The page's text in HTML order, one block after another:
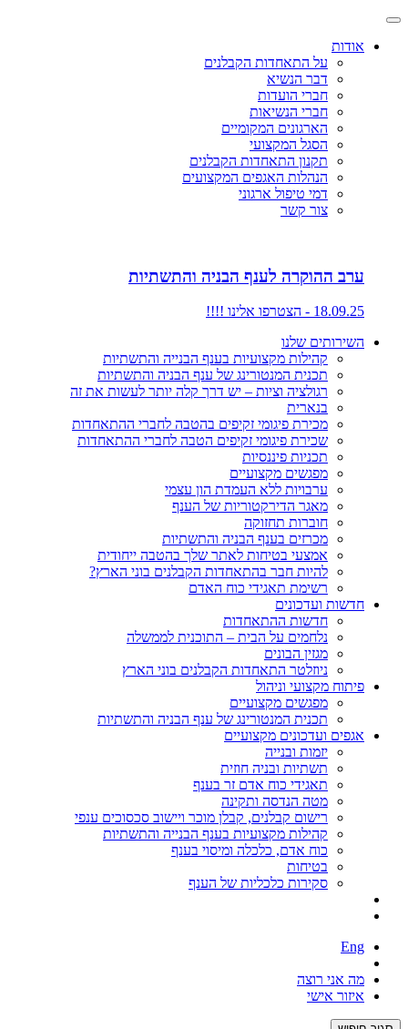
אודות
על התאחדות הקבלנים
דבר הנשיא
חברי הועדות
חברי הנשיאות
הארגונים המקומיים
הסגל המקצועי
תקנון התאחדות הקבלנים
הנהלות האגפים המקצועים
דמי טיפול ארגוני
צור קשר
ערב ההוקרה לענף הבניה והתשתיות
18.09.25 - הצטרפו אלינו !!!!
השירותים שלנו
קהילות מקצועיות בענף הבנייה והתשתיות
תכנית המנטורינג של ענף הבניה והתשתיות
רגולציה וציות – יש דרך קלה יותר לעשות את זה
בנארית
מכירת פיגומי זקיפים בהטבה לחברי ההתאחדות
שכירת פיגומי זקיפים הטבה לחברי ההתאחדות
תכניות פיננסיות
מפגשים מקצועיים
ערבויות ללא העמדת הון עצמי
מאגר הדירקטוריות של הענף
חוברות תחזוקה
מכרזים בענף הבניה והתשתיות
אמצעי בטיחות לאתר שלך בהטבה ייחודית
להיות חבר בהתאחדות הקבלנים בוני הארץ?
רשימת תאגידי כוח האדם
חדשות ועדכונים
חדשות ההתאחדות
נלחמים על הבית – התוכנית לממשלה
מגזין הבונים
ניוזלטר התאחדות הקבלנים בוני הארץ
פיתוח מקצועי וניהול
מפגשים מקצועיים
תכנית המנטורינג של ענף הבניה והתשתיות
אגפים ועדכונים מקצועיים
יזמות ובנייה
תשתיות ובניה חוזית
תאגידי כוח אדם זר בענף
מטה הנדסה ותקינה
רישום קבלנים, קבלן מוכר ויישוב סכסוכים ענפי
קהילות מקצועיות בענף הבנייה והתשתיות
כוח אדם, כלכלה ומיסוי בענף
בטיחות
סקירות כלכליות של הענף
Eng
מה אני רוצה
איזור אישי